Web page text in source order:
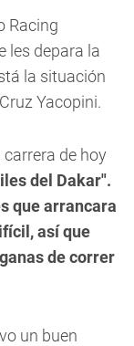
Racing
les depara la
la situación
Yacopini.
de hoy
del Dakar".
que arrancara
así que
de correr
un buen